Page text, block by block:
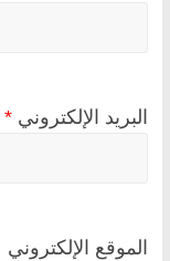
البريد الإلكتروني *
الموقع الإلكتروني